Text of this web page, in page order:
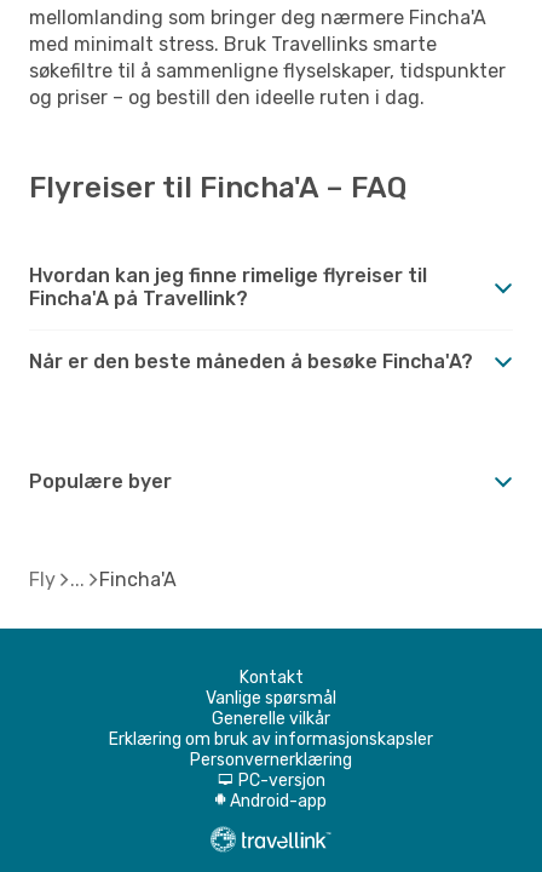
mellomlanding som bringer deg nærmere Fincha'A
med minimalt stress. Bruk Travellinks smarte
søkefiltre til å sammenligne flyselskaper, tidspunkter
og priser – og bestill den ideelle ruten i dag.
Flyreiser til Fincha'A – FAQ
Hvordan kan jeg finne rimelige flyreiser til
Fincha'A på Travellink?
Når er den beste måneden å besøke Fincha'A?
Populære byer
Fly Fincha'A
Kontakt
Vanlige spørsmål
Generelle vilkår
Erklæring om bruk av informasjonskapsler
Personvernerklæring
d PC-versjon
A Android-app